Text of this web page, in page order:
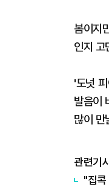
봄이지
인지 고
'도넛
발음이
많이 만
관련기
"집콕